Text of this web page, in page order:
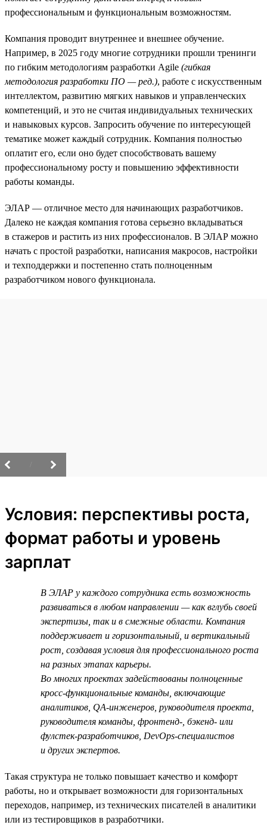
профессиональным и функциональным возможностям.
Компания проводит внутреннее и внешнее обучение.
Например, в 2025 году многие сотрудники прошли тренинги
по гибким методологиям разработки Agile (гибкая
методология разработки ПО — ред.), работе с искусственным
интеллектом, развитию мягких навыков и управленческих
компетенций, и это не считая индивидуальных технических
и навыковых курсов. Запросить обучение по интересующей
тематике может каждый сотрудник. Компания полностью
оплатит его, если оно будет способствовать вашему
профессиональному росту и повышению эффективности
работы команды.
ЭЛАР — отличное место для начинающих разработчиков.
Далеко не каждая компания готова серьезно вкладываться
в стажеров и растить из них профессионалов. В ЭЛАР можно
начать с простой разработки, написания макросов, настройки
и техподдержки и постепенно стать полноценным
разработчиком нового функционала.
Условия: перспективы роста,
формат работы и уровень
зарплат
В ЭЛАР у каждого сотрудника есть возможность
развиваться в любом направлении — как вглубь своей
экспертизы, так и в смежные области. Компания
поддерживает и горизонтальный, и вертикальный
рост, создавая условия для профессионального роста
на разных этапах карьеры.
Во многих проектах задействованы полноценные
кросс-функциональные команды, включающие
аналитиков, QA-инженеров, руководителя проекта,
руководителя команды, фронтенд-, бэкенд- или
фулстек-разработчиков, DevOps-специалистов
и других экспертов.
Такая структура не только повышает качество и комфорт
работы, но и открывает возможности для горизонтальных
переходов, например, из технических писателей в аналитики
или из тестировщиков в разработчики.